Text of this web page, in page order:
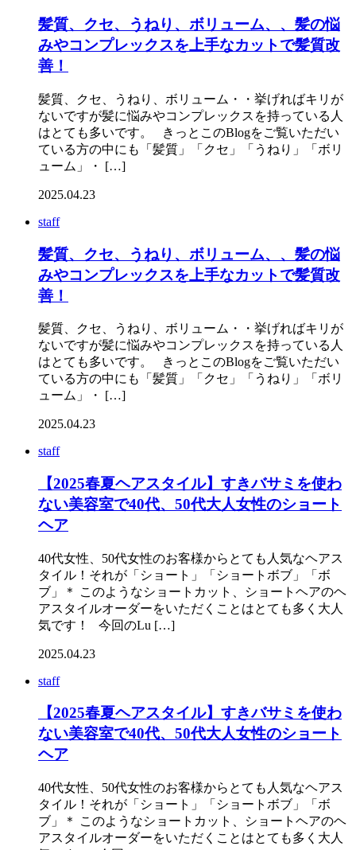
髪質、クセ、うねり、ボリューム、、髪の悩
みやコンプレックスを上手なカットで髪質改
善！
髪質、クセ、うねり、ボリューム・・挙げればキリが
ないですが髪に悩みやコンプレックスを持っている人
はとても多いです。 きっとこのBlogをご覧いただい
ている方の中にも「髪質」「クセ」「うねり」「ボリ
ューム」・ […]
2025.04.23
staff
髪質、クセ、うねり、ボリューム、、髪の悩
みやコンプレックスを上手なカットで髪質改
善！
髪質、クセ、うねり、ボリューム・・挙げればキリが
ないですが髪に悩みやコンプレックスを持っている人
はとても多いです。 きっとこのBlogをご覧いただい
ている方の中にも「髪質」「クセ」「うねり」「ボリ
ューム」・ […]
2025.04.23
staff
【2025春夏ヘアスタイル】すきバサミを使わ
ない美容室で40代、50代大人女性のショート
ヘア
40代女性、50代女性のお客様からとても人気なヘアス
タイル！それが「ショート」「ショートボブ」「ボ
ブ」＊ このようなショートカット、ショートヘアのヘ
アスタイルオーダーをいただくことはとても多く大人
気です！ 今回のLu […]
2025.04.23
staff
【2025春夏ヘアスタイル】すきバサミを使わ
ない美容室で40代、50代大人女性のショート
ヘア
40代女性、50代女性のお客様からとても人気なヘアス
タイル！それが「ショート」「ショートボブ」「ボ
ブ」＊ このようなショートカット、ショートヘアのヘ
アスタイルオーダーをいただくことはとても多く大人